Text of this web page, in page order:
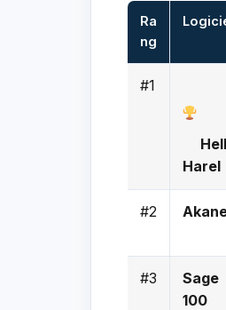
Ra
ng
#1
Harel
#2
#3
Sage
100